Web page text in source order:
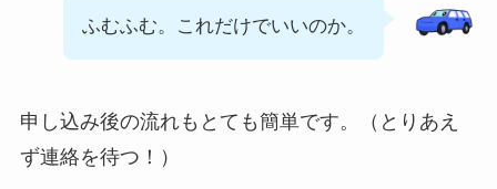
ふむふむ。これだけでいいのか。
申し込み後の流れもとても簡単です。（とりあえ
ず連絡を待つ！）